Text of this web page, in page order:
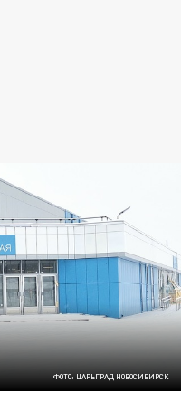
ФОТО: ЦАРЬГРАД НОВОСИБИРСК